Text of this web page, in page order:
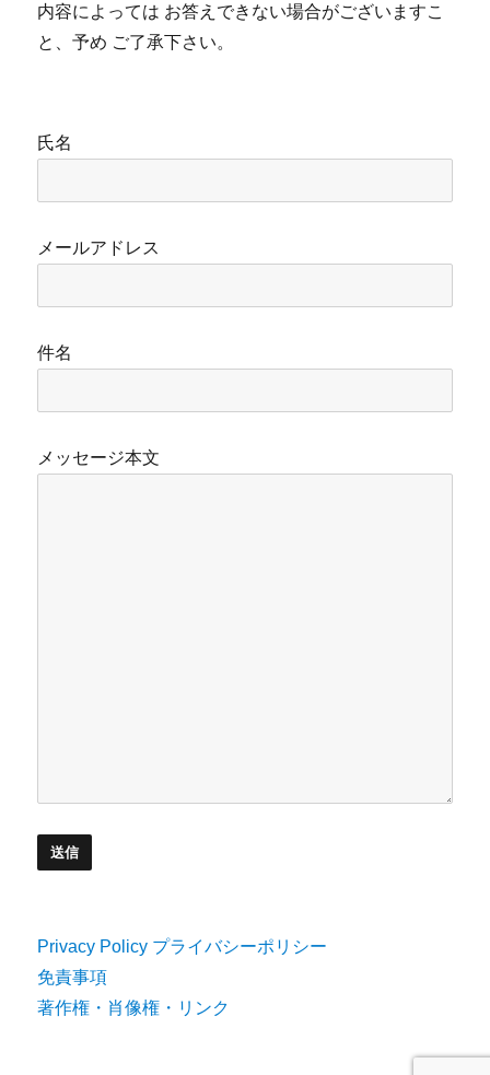
内容によっては お答えできない場合がございますこ
と、予め ご了承下さい。
氏名
メールアドレス
件名
メッセージ本文
Privacy Policy プライバシーポリシー
免責事項
著作権・肖像権・リンク